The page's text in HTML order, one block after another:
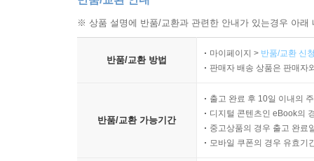
※ 상품 설명에 반품/교환과 관련한 안내가 있는경우 아
반품/교환 방법
마이페이지 > 반품/교환 신
판매자 배송 상품은 판매자
반품/교환 가능기간
출고 완료 후 10일 이내의
디지털 콘텐츠인 eBook의
중고상품의 경우 출고 완료
모바일 쿠폰의 경우 유효기